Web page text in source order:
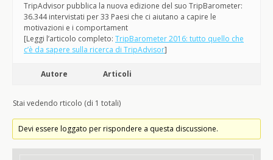
TripAdvisor pubblica la nuova edizione del suo TripBarometer:
36.344 intervistati per 33 Paesi che ci aiutano a capire le
motivazioni e i comportament
[Leggi l’articolo completo: TripBarometer 2016: tutto quello che
c’è da sapere sulla ricerca di TripAdvisor]
Autore Articoli
Stai vedendo rticolo (di 1 totali)
Devi essere loggato per rispondere a questa discussione.